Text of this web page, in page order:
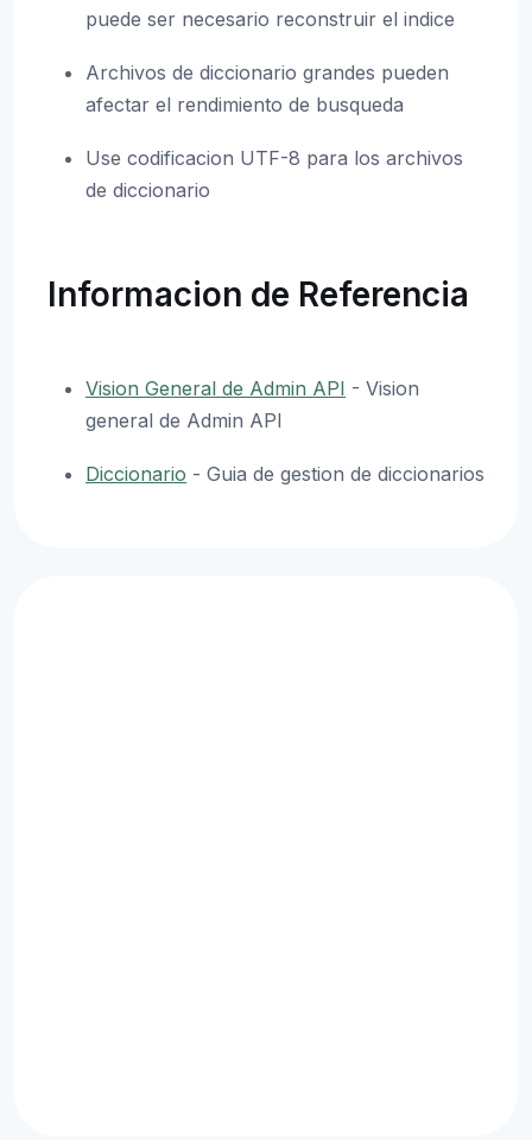
puede ser necesario reconstruir el indice
Archivos de diccionario grandes pueden
afectar el rendimiento de busqueda
Use codificacion UTF-8 para los archivos
de diccionario
Informacion de Referencia
Vision General de Admin API - Vision
general de Admin API
Diccionario - Guia de gestion de diccionarios